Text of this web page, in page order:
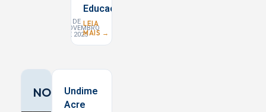
Educação
19 DE
NOVEMBRO
DE 2025
LEIA
MAIS →
NORTEUndime
Acre